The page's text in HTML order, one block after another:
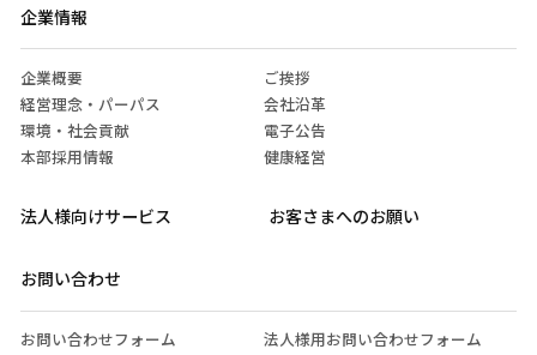
企業情報
企業概要
ご挨拶
経営理念・パーパス
会社沿革
環境・社会貢献
電子公告
本部採用情報
健康経営
法人様向けサービス お客さまへのお願い
お問い合わせ
お問い合わせフォーム
法人様用お問い合わせフォーム